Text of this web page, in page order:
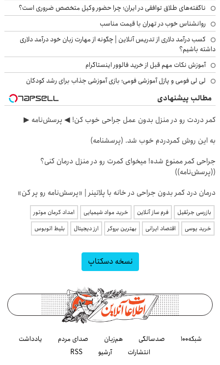
ناگفته‌های طلاق توافقی در ایران؛ چرا حضور وکیل متخصص ضروری است؟
روانشناس خوب در تهران با قیمت مناسب
کسب درآمد دلاری از تدریس آنلاین | چگونه از مهارت زبان خود درآمد دلاری
داشته باشیم؟
آموزش نکات مهم قبل از خرید فالوور اینستاگرام
لی لی فومی و پازل آموزشی فومی؛ بازی آموزشی جذاب برای رشد کودکان
مطالب پیشنهادی
کمر دردت رو در منزل بدون عمل جراحی خوب کن! ◀ پرسش‌نامه ▶
به این روش کمردردم خوب شد. (پرسشنامه)
جراحی کمر ممنوع شده! میخوای کمرت رو در منزل درمان کنی؟
((پرسش‌نامه))
درمان درد کمر بدون جراحی در خانه با پلاتینر | «پرسش‌نامه رو پر کن»
بازرسی جرثقیل فرم ساز آنلاین خرید مواد شیمیایی
امداد کرمان موتور
خرید یوسی
اقتصاد ایرانی بهترین بروکر ارز دیجیتال بلیط اتوبوس
نسخه دسکتاپ
شبکه۱۰۰ صدسالگی هم‌زبان صدای مردم
یادداشت
انتشارات
آرشیو RSS